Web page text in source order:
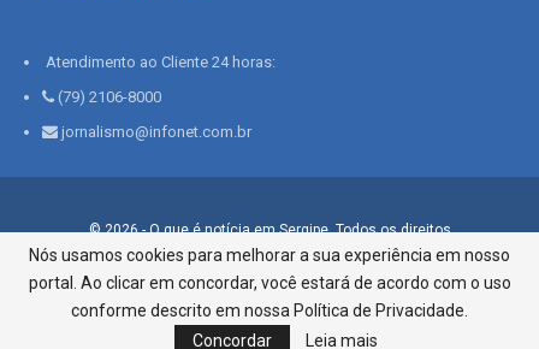
Atendimento ao Cliente 24 horas:
(79) 2106-8000
jornalismo@infonet.com.br
© 2026 - O que é notícia em Sergipe. Todos os direitos
reservados.
Infonet - Rua Monsenhor Silveira 276, Bairro São José |
Aracaju-SE, CEP 49015-030, Fone: 79.2106.8000 - CI Centro de
Informações LTDA
Nós usamos cookies para melhorar a sua experiência em nosso
portal. Ao clicar em concordar, você estará de acordo com o uso
conforme descrito em nossa Política de Privacidade.
Concordar
Leia mais